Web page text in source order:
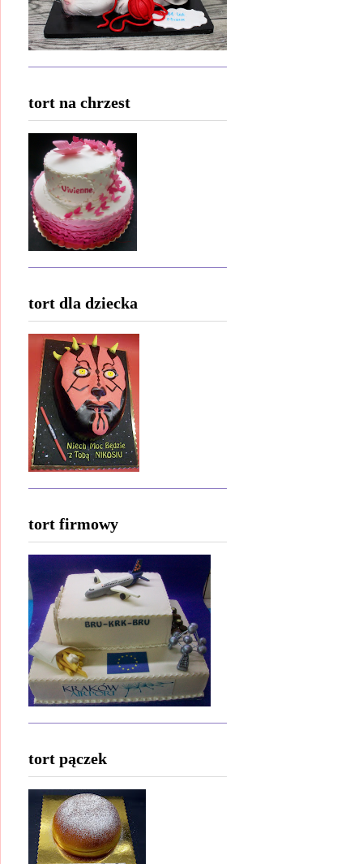
tort na chrzest
tort dla dziecka
tort firmowy
tort pączek